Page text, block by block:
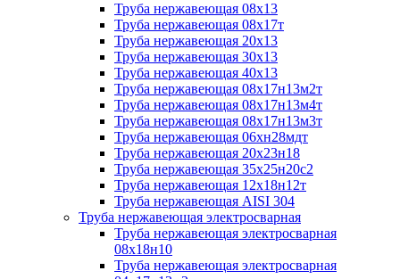
Труба нержавеющая 08х13
Труба нержавеющая 08х17т
Труба нержавеющая 20х13
Труба нержавеющая 30х13
Труба нержавеющая 40х13
Труба нержавеющая 08х17н13м2т
Труба нержавеющая 08х17н13м4т
Труба нержавеющая 08х17н13м3т
Труба нержавеющая 06хн28мдт
Труба нержавеющая 20х23н18
Труба нержавеющая 35х25н20с2
Труба нержавеющая 12х18н12т
Труба нержавеющая AISI 304
Труба нержавеющая электросварная
Труба нержавеющая электросварная
08х18н10
Труба нержавеющая электросварная